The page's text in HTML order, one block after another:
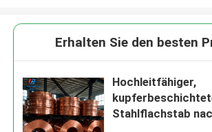
Erhalten Sie den besten
Hochleitfähiger,
Stahlflachstab